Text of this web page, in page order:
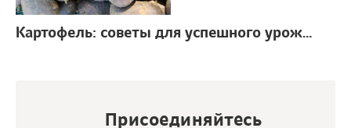
Картофель: советы для успешного урожая
Присоединяйтесь